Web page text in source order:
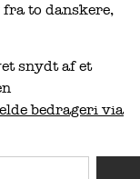
fra to danskere,
snydt af et
bedrageri via